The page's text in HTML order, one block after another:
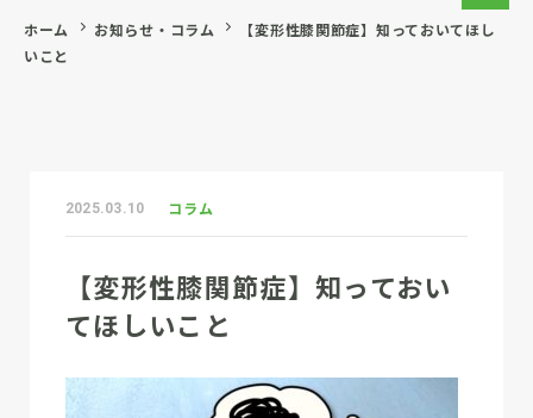
ホーム お知らせ・コラム
【変形性膝関節症】知っておいてほし
いこと
2025.03.10 コラム
【変形性膝関節症】知っておい
てほしいこと